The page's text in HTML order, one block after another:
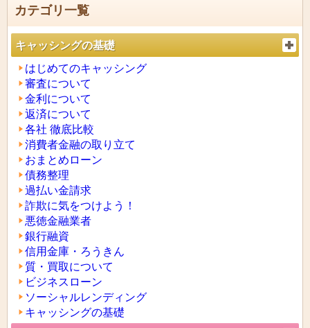
カテゴリ一覧
キャッシングの基礎
はじめてのキャッシング
審査について
金利について
返済について
各社 徹底比較
消費者金融の取り立て
おまとめローン
債務整理
過払い金請求
詐欺に気をつけよう！
悪徳金融業者
銀行融資
信用金庫・ろうきん
質・買取について
ビジネスローン
ソーシャルレンディング
キャッシングの基礎